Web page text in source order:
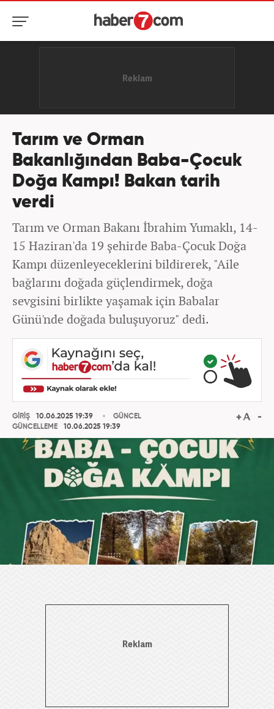
Tarım ve Orman
Bakanlığından Baba-Çocuk
Doğa Kampı! Bakan tarih
verdi
Tarım ve Orman Bakanı İbrahim Yumaklı, 14-
15 Haziran'da 19 şehirde Baba-Çocuk Doğa
Kampı düzenleyeceklerini bildirerek, "Aile
bağlarını doğada güçlendirmek, doğa
sevgisini birlikte yaşamak için Babalar
Günü'nde doğada buluşuyoruz" dedi.
GİRİŞ
10.06.2025 19:39
GÜNCELLEME
10.06.2025 19:39
GÜNCEL